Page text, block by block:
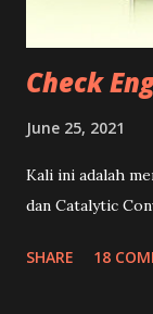
Check
June 25, 2021
Kali ini adalah
dan Catalytic
SHARE 18